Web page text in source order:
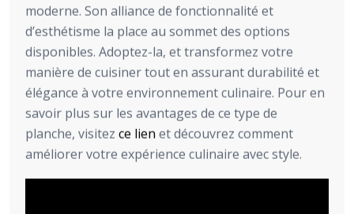
moderne. Son alliance de fonctionnalité et
d’esthétisme la place au sommet des options
disponibles. Adoptez-la, et transformez votre
manière de cuisiner tout en assurant durabilité et
élégance à votre environnement culinaire. Pour en
savoir plus sur les avantages de ce type de
planche, visitez ce lien et découvrez comment
améliorer votre expérience culinaire avec style.